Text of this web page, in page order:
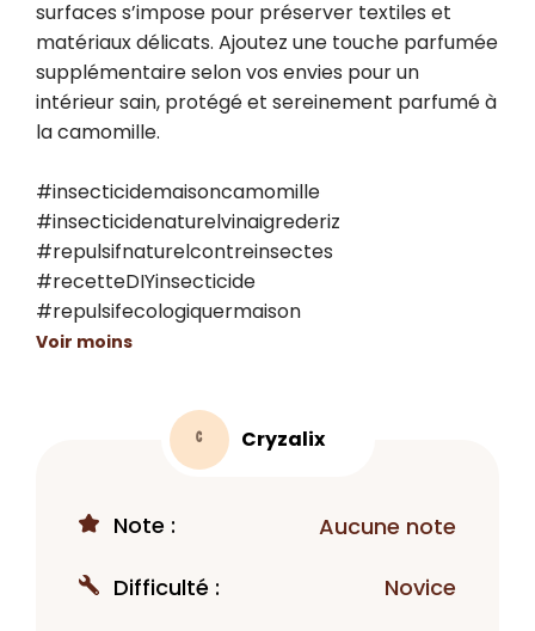
surfaces s’impose pour préserver textiles et
matériaux délicats. Ajoutez une touche parfumée
supplémentaire selon vos envies pour un
intérieur sain, protégé et sereinement parfumé à
la camomille.
#insecticidemaisoncamomille
#insecticidenaturelvinaigrederiz
#repulsifnaturelcontreinsectes
#recetteDIYinsecticide
#repulsifecologiquermaison
Voir moins
C Cryzalix
Note : Aucune note
Difficulté : Novice